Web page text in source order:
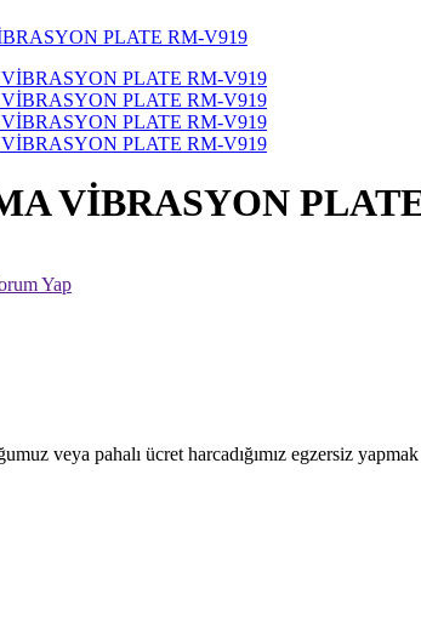
PLATE RM-V919
VİBRASYON
Yap
veya pahalı ücret harcadığımız egzersiz